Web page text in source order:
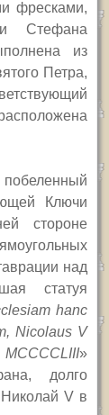
фресками,
Стефана
из
Петра,
Ключи
стороне
над
статуя
hanc
Nicolaus V
MCCCCLIII»
долго
V в